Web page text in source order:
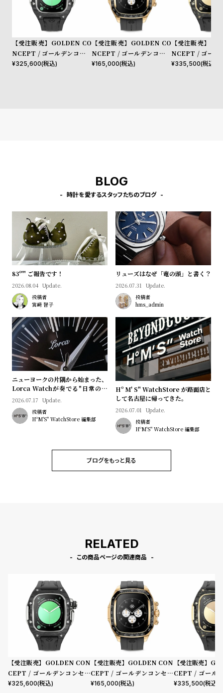
【受注販売】GOLDEN CO
NCEPT / ゴールデンコンセ
プト Apple Watch 10 46M
¥325,600(税込)
【受注販売】GOLDEN CO
NCEPT / ゴールデンコンセ
プト Apple Watch 10 46M
¥165,000(税込)
【受注販売】
NCEPT / ゴール
プト Apple
¥335,500(税込)
BLOG
時計を愛するスタッフたちのブログ
83º'" ご報告です！
2026.08.04 Update.
投稿者
宮﨑 智子
リューズはなぜ「竜の頭」と書く？
2026.07.31 Update.
投稿者
hms_admin
ニューヨークの片隅から始まった、
Lorca Watchが奏でる"日常のロ
マン"｜Brand Picks #08
2026.07.17 Update.
投稿者
HºM'S" WatchStore 編集部
Hº M' S" WatchStore が路面店と
して名古屋に帰ってきた。
2026.07.01 Update.
投稿者
HºM'S" WatchStore 編集部
ブログをもっと見る
RELATED
この商品ページの関連商品
【受注販売】GOLDEN CON
CEPT / ゴールデンコンセプ
ト Apple Watch 10 46MM用
¥325,600(税込)
【受注販売】GOLDEN CON
CEPT / ゴールデンコンセプ
ト Apple Watch 10 46MM用
¥165,000(税込)
【受注販売】
CEPT / ゴール
ト Apple Watch
¥335,500(税込)